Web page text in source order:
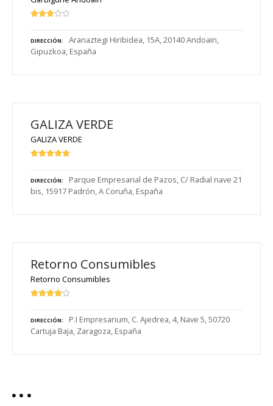
DIRECCIÓN
Aranaztegi Hiribidea, 15A, 20140 Andoain,
Gipuzkoa, España
GALIZA VERDE
GALIZA VERDE
DIRECCIÓN
Parque Empresarial de Pazos, C/ Radial nave 21
bis, 15917 Padrón, A Coruña, España
Retorno Consumibles
Retorno Consumibles
DIRECCIÓN
P.I Empresarium, C. Ajedrea, 4, Nave 5, 50720
Cartuja Baja, Zaragoza, España